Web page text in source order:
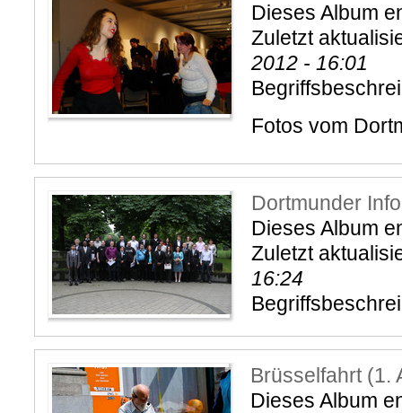
Dieses Album
Zuletzt
2012 - 16:01
Fotos vom
Dortmunder
Dieses Album
Zuletzt
16:24
Brüsselfahrt (1.
Dieses Album